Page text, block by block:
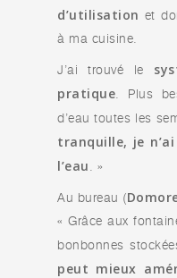
d’utilisation et
à ma cuisine.
J’ai trouvé le
pratique. Plus
d’eau toutes les
tranquille, je
l’eau . »
Au bureau (
« Grâce aux
bonbonnes
peut mieux